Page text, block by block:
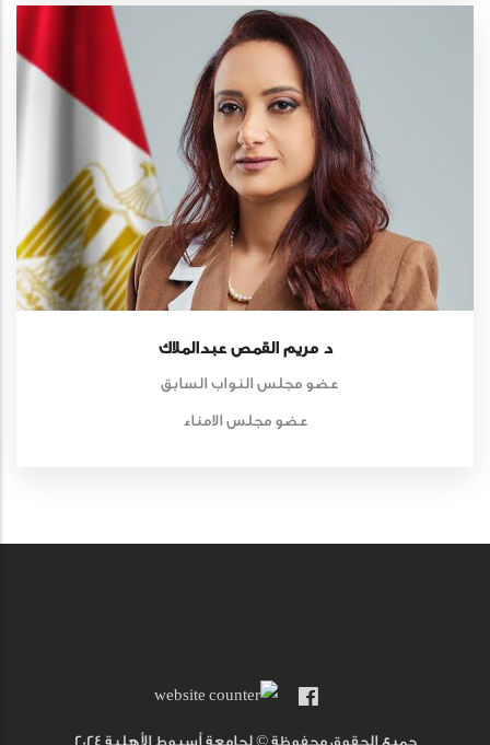
د مريم القمص عبدالملاك
عضو مجلس النواب السابق
عضو مجلس الامناء
جميع الحقوق محفوظة © لجامعة أسيوط الأهلية 2024